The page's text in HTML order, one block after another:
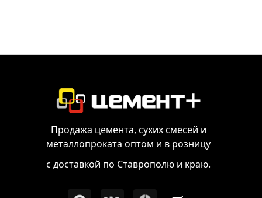
Продажа цемента, сухих смесей и
металлопроката оптом и в розницу
с доставкой по Ставрополю и краю.